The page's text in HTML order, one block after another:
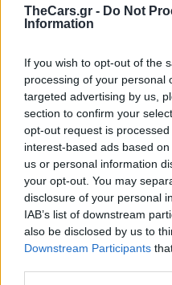
TheCars.gr - Do Not
Information
If you wish to opt-out of the
processing of your personal
targeted advertising by us,
section to confirm your
opt-out request is
interest-based ads based
us or personal information
your opt-out. You may
disclosure of your personal
IAB’s list of downstream
also be disclosed by us to
Downstream Participants
του
κιβωτιο
συμβουλές